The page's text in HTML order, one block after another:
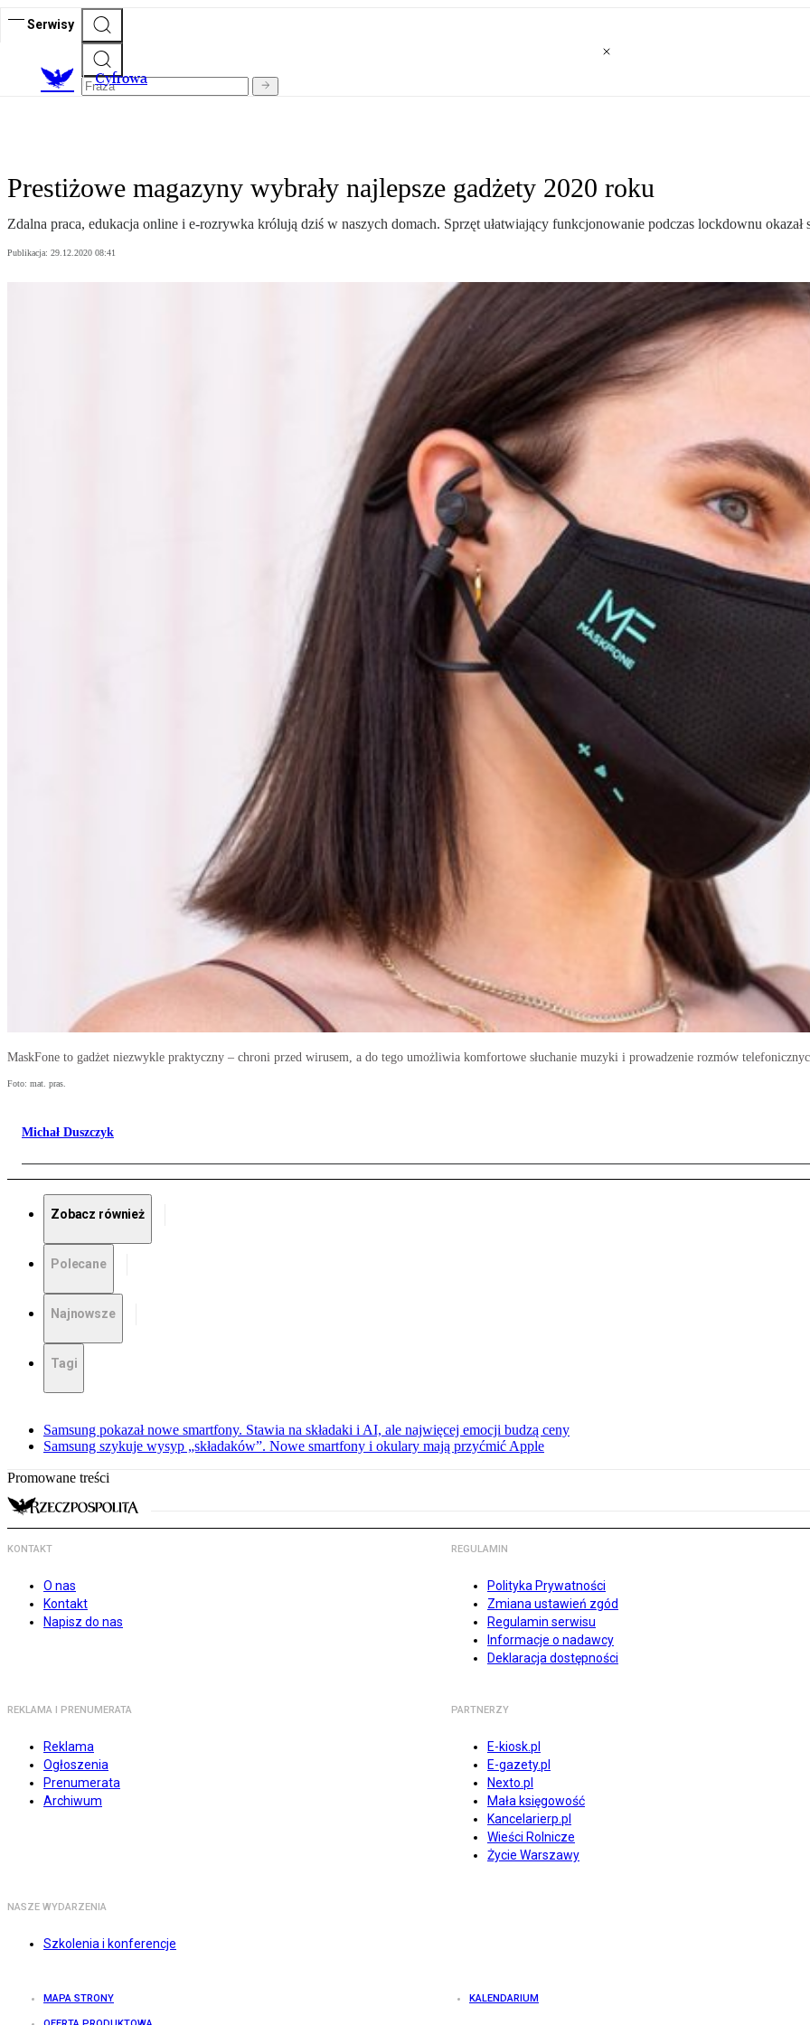
Serwisy
Cyfrowa
Prestiżowe magazyny wybrały najlepsze gadżety 2020 roku
Zdalna praca, edukacja online i e-rozrywka królują dziś w naszych domach. Sprzęt ułatwiający funkcjonowanie podczas lockdownu okazał
Publikacja: 29.12.2020 08:41
MaskFone to gadżet niezwykle praktyczny – chroni przed wirusem, a do tego umożliwia komfortowe słuchanie muzyki i prowadzenie rozmów
Foto: mat. pras.
Michał Duszczyk
Zobacz również
Polecane
Najnowsze
Tagi
Samsung pokazał nowe smartfony. Stawia na składaki i AI, ale najwięcej emocji budzą ceny
Samsung szykuje wysyp „składaków”. Nowe smartfony i okulary mają przyćmić Apple
Promowane treści
KONTAKT
O nas
Kontakt
Napisz do nas
REGULAMIN
Polityka Prywatności
Zmiana ustawień zgód
Regulamin serwisu
Informacje o nadawcy
Deklaracja dostępności
REKLAMA I PRENUMERATA
Reklama
Ogłoszenia
Prenumerata
Archiwum
PARTNERZY
E-kiosk.pl
E-gazety.pl
Nexto.pl
Mała księgowość
Kancelarierp.pl
Wieści Rolnicze
Życie Warszawy
NASZE WYDARZENIA
Szkolenia i konferencje
MAPA STRONY KALENDARIUM